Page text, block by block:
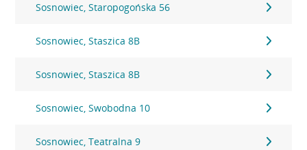
Sosnowiec, Staropogońska 56
Sosnowiec, Staszica 8B
Sosnowiec, Staszica 8B
Sosnowiec, Swobodna 10
Sosnowiec, Teatralna 9